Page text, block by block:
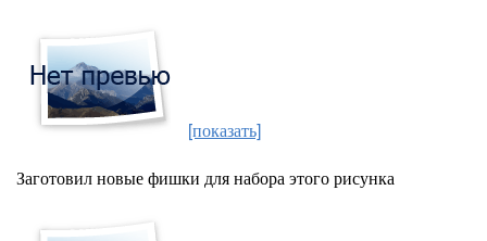
[показать]
Заготовил новые фишки для набора этого рисунка